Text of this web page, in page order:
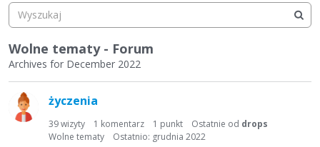
e
m
e
n
Kategorie
Dyskusje
Aktywność
Wolne tematy - Forum
Archives for December 2022
życzenia
39wizyty 1 komentarz 1 punkt Ostatnie od drops
Ostatnio: grudnia 2022
Wolne tematy